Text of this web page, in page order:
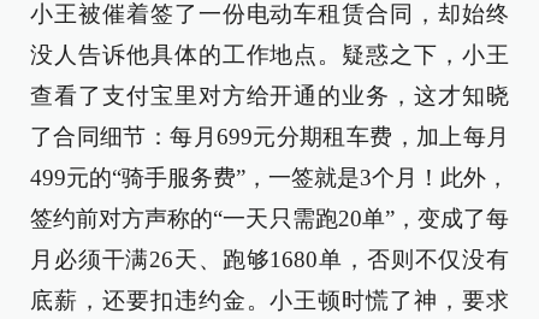
小王被催着签了一份电动车租赁合同，却始终
没人告诉他具体的工作地点。疑惑之下，小王
查看了支付宝里对方给开通的业务，这才知晓
了合同细节：每月699元分期租车费，加上每月
499元的“骑手服务费”，一签就是3个月！此外，
签约前对方声称的“一天只需跑20单”，变成了每
月必须干满26天、跑够1680单，否则不仅没有
底薪，还要扣违约金。小王顿时慌了神，要求